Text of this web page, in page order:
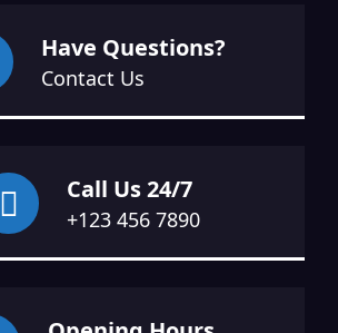
Have Questions?
Contact Us
Call Us 24/7
+123 456 7890